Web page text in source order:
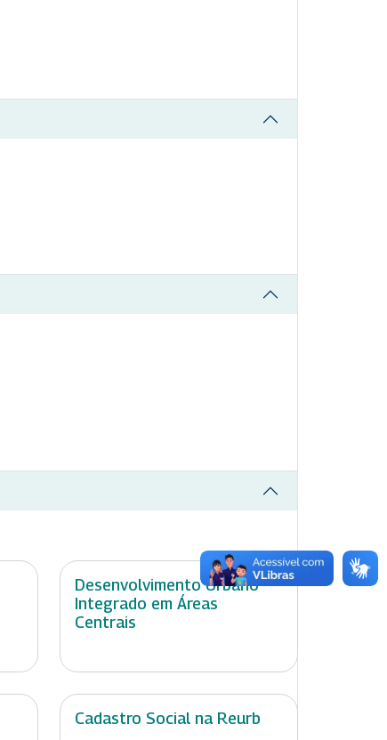
Desenvolvimento Urbano
Integrado em Áreas
Centrais
Cadastro Social na Reurb